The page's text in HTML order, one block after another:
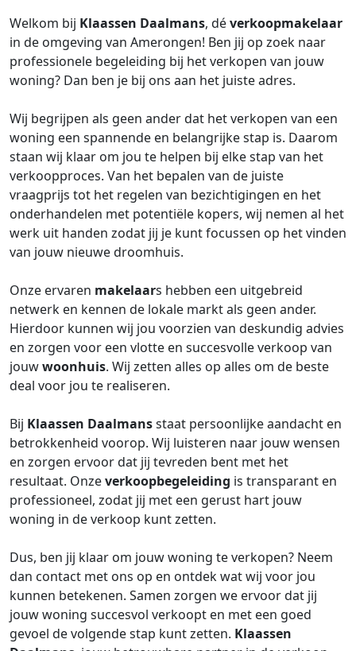
Welkom bij Klaassen Daalmans, déverkoopmakelaar
in de omgeving van Amerongen! Ben jij op zoek naar
professionele begeleiding bij het verkopen van jouw
woning? Dan ben je bij ons aan het juiste adres.
Wij begrijpen als geen ander dat het verkopen van een
woning een spannende en belangrijke stap is. Daarom
staan wij klaar om jou te helpen bij elke stap van het
verkoopproces. Van het bepalen van de juiste
vraagprijs tot het regelen van bezichtigingen en het
onderhandelen met potentiële kopers, wij nemen al het
werk uit handen zodat jij je kunt focussen op het vinden
van jouw nieuwe droomhuis.
Onze ervaren makelaars hebben een uitgebreid
netwerk en kennen de lokale markt als geen ander.
Hierdoor kunnen wij jou voorzien van deskundig advies
en zorgen voor een vlotte en succesvolle verkoop van
jouwwoonhuis. Wij zetten alles op alles om de beste
deal voor jou te realiseren.
Bij Klaassen Daalmansstaat persoonlijke aandacht en
betrokkenheid voorop. Wij luisteren naar jouw wensen
en zorgen ervoor dat jij tevreden bent met het
resultaat. Onzeverkoopbegeleiding is transparant en
professioneel, zodat jij met een gerust hart jouw
woning in de verkoop kunt zetten.
Dus, ben jij klaar om jouw woning te verkopen? Neem
dan contact met ons op en ontdek wat wij voor jou
kunnen betekenen. Samen zorgen we ervoor dat jij
jouw woning succesvol verkoopt en met een goed
gevoel de volgende stap kunt zetten. Klaassen